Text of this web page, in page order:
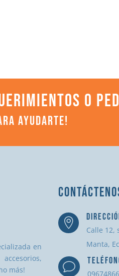
O
AYUDARTE!
en
más!

Calle 12,
Manta,
v